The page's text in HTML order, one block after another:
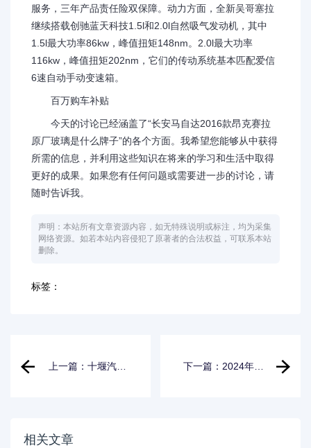
服务，三年产品责任险双保障。动力方面，全新吴哥塞拉
继续搭载创驰蓝天科技1.5l和2.0l自然吸气发动机，其中
1.5l最大功率86kw，峰值扭矩148nm。2.0l最大功率
116kw，峰值扭矩202nm，它们的传动系统基本匹配爱信
6速自动手动变速箱。
百万购车补贴
今天的讨论已经涵盖了“长安马自达2016款昂克赛拉
原厂玻璃是什么牌子”的各个方面。我希望您能够从中获得
所需的信息，并利用这些知识在将来的学习和生活中取得
更好的成果。如果您有任何问题或需要进一步的讨论，请
随时告诉我。
声明：本站所有文章资源内容，如无特殊说明或标注，均为采集
网络资源。如若本站内容侵犯了原著者的合法权益，可联系本站
删除。
标签：
上一篇：十堰汽车
下一篇：2024年北
相关文章